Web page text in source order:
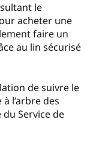
le
acheter une
faire un
au lin sécurisé
de suivre le
l’arbre des
Service de